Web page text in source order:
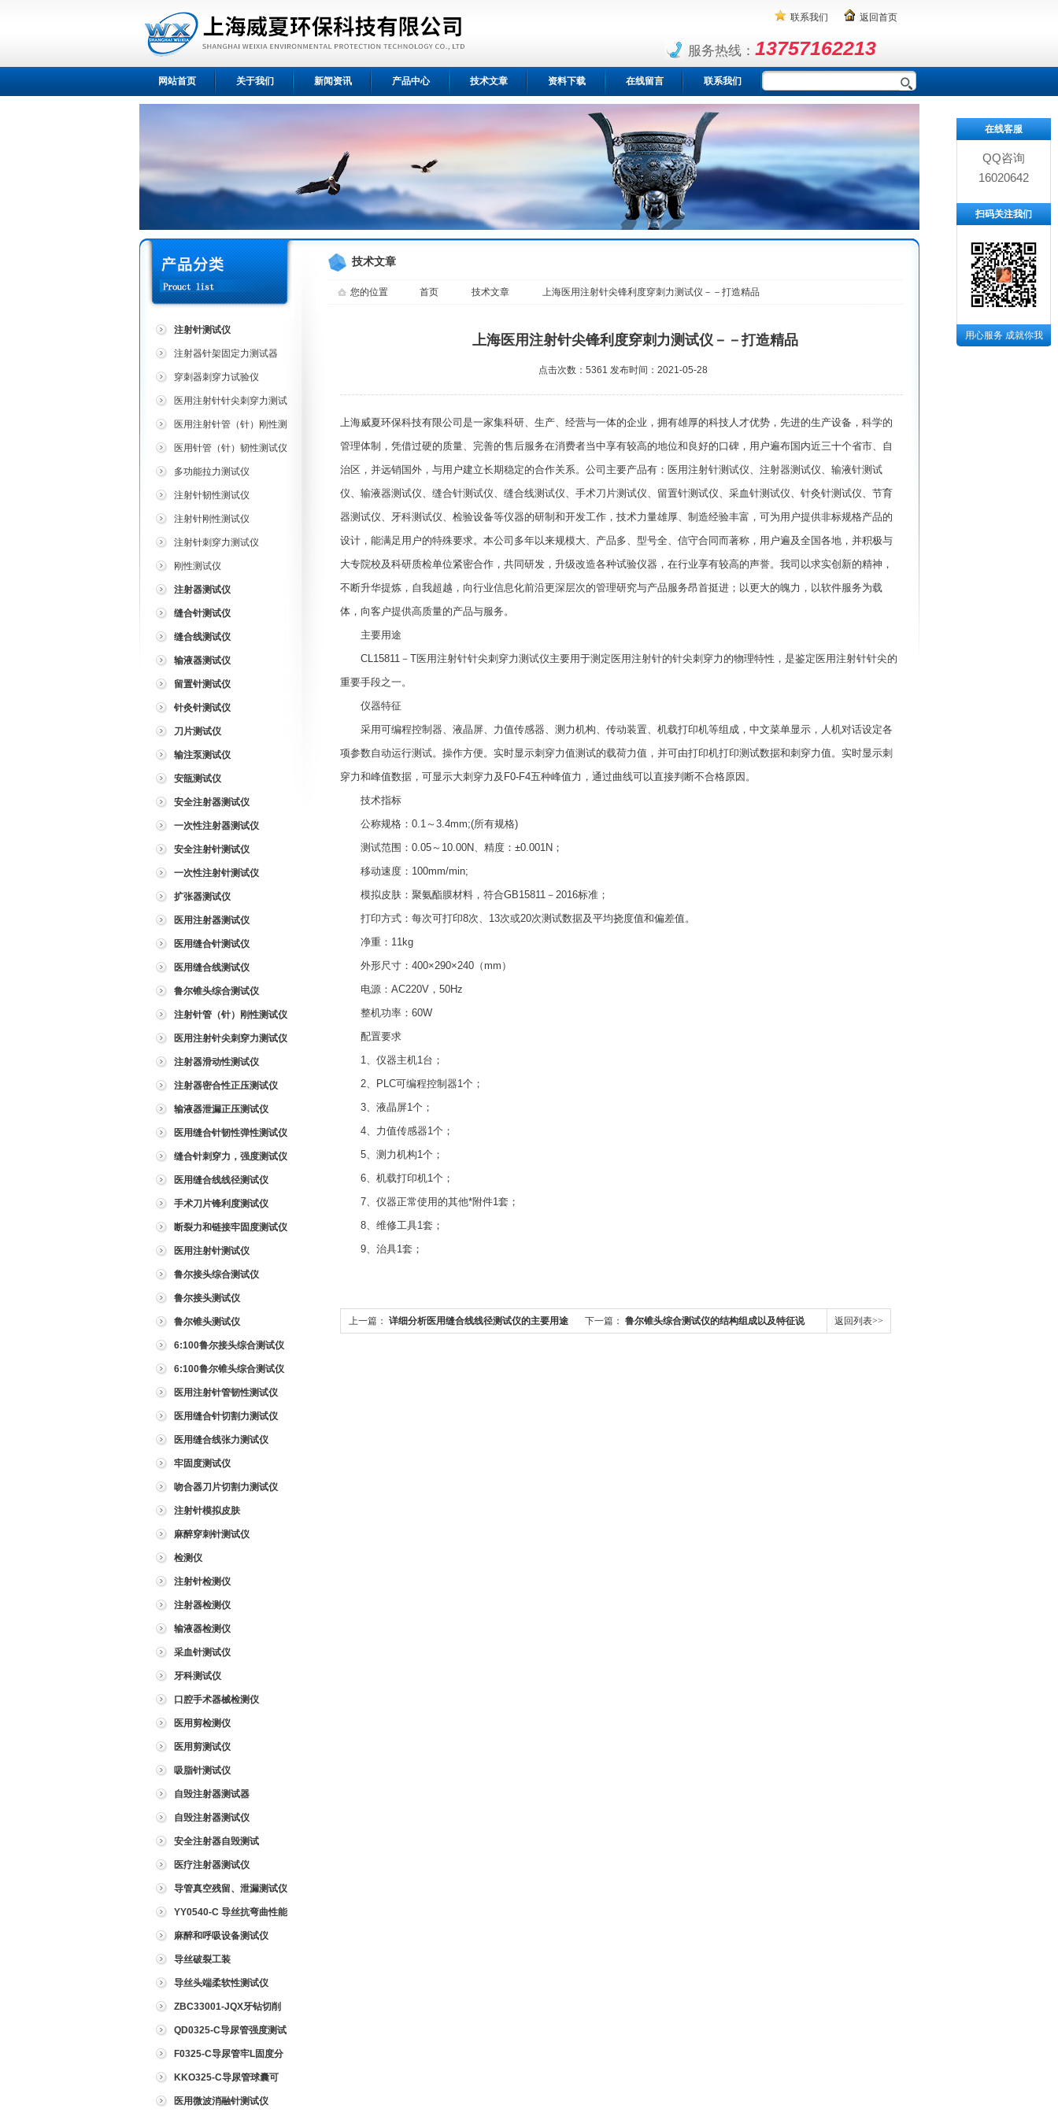
联系我们 返回首页
服务热线： 13757162213
网站首页 关于我们 新闻资讯 产品中心 技术文章 资料下载 在线留言 联系我们
注射针测试仪
注射器针架固定力测试器
穿刺器刺穿力试验仪
医用注射针针尖刺穿力测试
仪
医用注射针管（针）刚性测
试仪
医用针管（针）韧性测试仪
多功能拉力测试仪
注射针韧性测试仪
注射针刚性测试仪
注射针刺穿力测试仪
刚性测试仪
注射器测试仪
缝合针测试仪
缝合线测试仪
输液器测试仪
留置针测试仪
针灸针测试仪
刀片测试仪
输注泵测试仪
安瓿测试仪
安全注射器测试仪
一次性注射器测试仪
安全注射针测试仪
一次性注射针测试仪
扩张器测试仪
医用注射器测试仪
医用缝合针测试仪
医用缝合线测试仪
鲁尔锥头综合测试仪
注射针管（针）刚性测试仪
医用注射针尖刺穿力测试仪
注射器滑动性测试仪
注射器密合性正压测试仪
输液器泄漏正压测试仪
医用缝合针韧性弹性测试仪
缝合针刺穿力，强度测试仪
医用缝合线线径测试仪
手术刀片锋利度测试仪
断裂力和链接牢固度测试仪
医用注射针测试仪
鲁尔接头综合测试仪
鲁尔接头测试仪
鲁尔锥头测试仪
6:100鲁尔接头综合测试仪
6:100鲁尔锥头综合测试仪
医用注射针管韧性测试仪
医用缝合针切割力测试仪
医用缝合线张力测试仪
牢固度测试仪
吻合器刀片切割力测试仪
注射针模拟皮肤
麻醉穿刺针测试仪
检测仪
注射针检测仪
注射器检测仪
输液器检测仪
采血针测试仪
牙科测试仪
口腔手术器械检测仪
医用剪检测仪
医用剪测试仪
吸脂针测试仪
自毁注射器测试器
自毁注射器测试仪
安全注射器自毁测试
医疗注射器测试仪
导管真空残留、泄漏测试仪
YY0540-C 导丝抗弯曲性能
测试仪麻醉和呼吸设备测试仪
导丝破裂工装
导丝头端柔软性测试仪
ZBC33001-JQX牙钻切削
试验仪QD0325-C导尿管强度测试
仪
F0325-C导尿管牢L固度分
离力测试仪
KKO325-C导尿管球囊可
靠性测试仪
医用微波消融针测试仪
技术文章
您的位置 首页 技术文章 上海医用注射针尖锋利度穿刺力测试仪－－打造精品
上海医用注射针尖锋利度穿刺力测试仪－－打造精品
点击次数：5361 发布时间：2021-05-28
上海威夏环保科技有限公司是一家集科研、生产、经营与一体的企业，拥有雄厚的科技人才优势，先进的生产设备，科学的
管理体制，凭借过硬的质量、完善的售后服务在消费者当中享有较高的地位和良好的口碑，用户遍布国内近三十个省市、自
治区，并远销国外，与用户建立长期稳定的合作关系。公司主要产品有：医用注射针测试仪、注射器测试仪、输液针测试
仪、输液器测试仪、缝合针测试仪、缝合线测试仪、手术刀片测试仪、留置针测试仪、采血针测试仪、针灸针测试仪、节育
器测试仪、牙科测试仪、检验设备等仪器的研制和开发工作，技术力量雄厚、制造经验丰富，可为用户提供非标规格产品的
设计，能满足用户的特殊要求。本公司多年以来规模大、产品多、型号全、信守合同而著称，用户遍及全国各地，并积极与
大专院校及科研质检单位紧密合作，共同研发，升级改造各种试验仪器，在行业享有较高的声誉。我司以求实创新的精神，
不断升华提炼，自我超越，向行业信息化前沿更深层次的管理研究与产品服务昂首挺进；以更大的魄力，以软件服务为载
体，向客户提供高质量的产品与服务。
主要用途
CL15811－T医用注射针针尖刺穿力测试仪主要用于测定医用注射针的针尖刺穿力的物理特性，是鉴定医用注射针针尖的
重要手段之一。
仪器特征
采用可编程控制器、液晶屏、力值传感器、测力机构、传动装置、机载打印机等组成，中文菜单显示，人机对话设定各
项参数自动运行测试。操作方便。实时显示刺穿力值测试的载荷力值，并可由打印机打印测试数据和刺穿力值。实时显示刺
穿力和峰值数据，可显示大刺穿力及F0-F4五种峰值力，通过曲线可以直接判断不合格原因。
技术指标
公称规格：0.1～3.4mm;(所有规格)
测试范围：0.05～10.00N、精度：±0.001N；
移动速度：100mm/min;
模拟皮肤：聚氨酯膜材料，符合GB15811－2016标准；
打印方式：每次可打印8次、13次或20次测试数据及平均挠度值和偏差值。
净重：11kg
外形尺寸：400×290×240（mm）
电源：AC220V，50Hz
整机功率：60W
配置要求
1、仪器主机1台；
2、PLC可编程控制器1个；
3、液晶屏1个；
4、力值传感器1个；
5、测力机构1个；
6、机载打印机1个；
7、仪器正常使用的其他*附件1套；
8、维修工具1套；
9、治具1套；
上一篇： 详细分析医用缝合线线径测试仪的主要用途 下一篇： 鲁尔锥头综合测试仪的结构组成以及特征说 返回列表>>
在线客服
QQ咨询
16020642
扫码关注我们
用心服务 成就你我